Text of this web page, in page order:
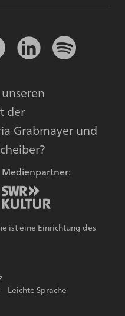
der
Grabmayer und
Medienpartner:
ist eine Einrichtung des
Leichte Sprache